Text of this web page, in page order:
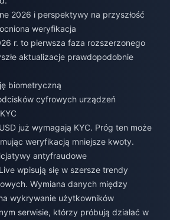
2026 i perspektywy na przyszłość
weryfikacja
r. to pierwsza faza rozszerzonego
aktualizacje prawdopodobnie
biometryczną
cyfrowych urządzeń
już wymagają KYC. Próg ten może
weryfikacją mniejsze kwoty.
antyfraudowe
wpisują się w szersze trendy
Wymiana danych między
wykrywanie użytkowników
serwisie, którzy próbują działać w